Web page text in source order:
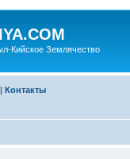
Кийское Землячество
| Контакты